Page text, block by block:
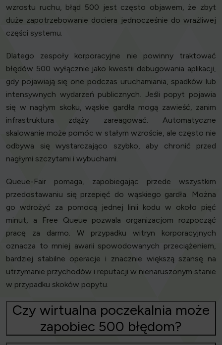
wzrostu ruchu, błąd 500 jest często objawem, że zbyt
duże zapotrzebowanie dociera jednocześnie do wrażliwej
części systemu.
Dlatego zespoły korporacyjne nie powinny traktować
błędów 500 wyłącznie jako kwestii debugowania aplikacji,
gdy pojawiają się one podczas uruchamiania, spadków lub
intensywnych wydarzeń publicznych. Jeśli popyt pojawia
się w nagłym skoku, wąskie gardła mogą zawieść, zanim
infrastruktura zdąży zareagować. Automatyczne
skalowanie może pomóc w stałym wzroście, ale często nie
odbywa się wystarczająco szybko, aby chronić przed
nagłymi szczytami i wybuchami.
Queue-Fair pomaga, zapobiegając przede wszystkim
przedostawaniu się przepięć do wąskiego gardła. Można
go wdrożyć za pomocą jednej linii kodu w około pięć
minut, a Free Queue pozwala organizacjom rozpocząć
pracę za darmo. W przypadku witryn korporacyjnych
oznacza to mniej awarii spowodowanych przeciążeniem,
bardziej stabilne operacje i znacznie większą szansę na
utrzymanie przychodów i reputacji w nienaruszonym stanie
w przypadku skoków popytu.
Czy wirtualna poczekalnia może
zapobiec 500 błędom?